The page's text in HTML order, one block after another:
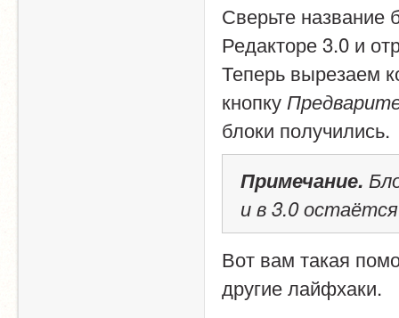
Сверьте название
Редакторе 3.0 и
Теперь вырезаем
кнопку
блоки получились.
Примечание.
и в 3.0
Вот вам такая
другие лайфхаки.